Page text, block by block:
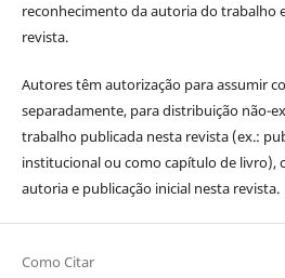
reconhecimento da autoria do trabalho
revista.
Autores têm autorização para assumir
separadamente, para distribuição não-
trabalho publicada nesta revista (ex.:
institucional ou como capítulo de livro),
autoria e publicação inicial nesta revista.
Como Citar